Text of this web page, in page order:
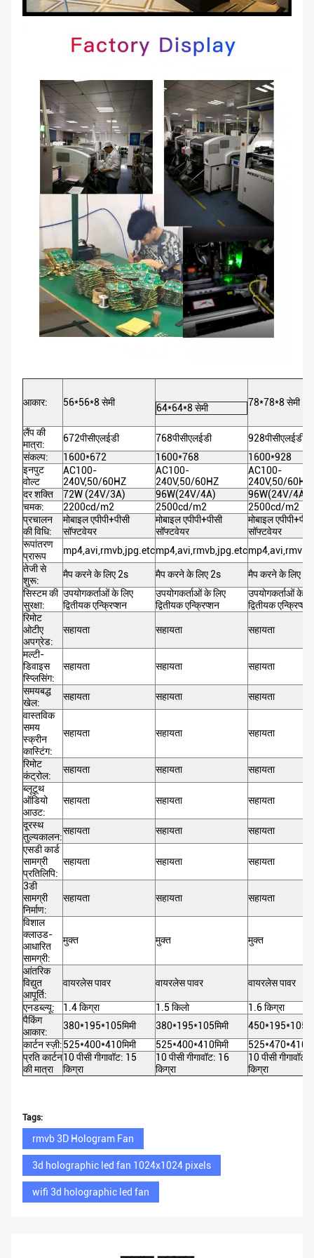
आकार: 56*56*8 सेमी 64*64*8 सेमी 78*78*8 सेमी
लैंप की
मात्रा:
672पीसीएलईडी 768पीसीएलईडी
928पीसीएलईडी
संकल्प:
1600*672 1600*768
1600*928
इनपुट
वोल्ट
AC100-
240V,50/60HZ
AC100-
240V,50/60HZ
AC100-
240V,50/60HZ
दर शक्ति
72W (24V/3A) 96W(24V/4A)
96W(24V/4A)
चमक:
2200cd/m2 2500cd/m2
2500cd/m2
प्रचालन
की विधि:
मोबाइल एपीपी+पीसी
सॉफ्टवेयर
मोबाइल एपीपी+पीसी
सॉफ्टवेयर
मोबाइल एपीपी+पीसी
सॉफ्टवेयर
रूपांतरण
प्रारूप
mp4,avi,rmvb,jpg.etcmp4,avi,rmvb,jpg.etc
तेजी से
शुरू:
मैप करने के लिए 2s मैप करने के लिए 2s
मैप करने के लिए 2s
सिस्टम की
सुरक्षा:
उपयोगकर्ताओं के लिए
द्वितीयक एन्क्रिप्शन
उपयोगकर्ताओं के लिए
द्वितीयक एन्क्रिप्शन
उपयोगकर्ताओं के
द्वितीयक एन्क्रिप्शन
रिमोट
ओटीए
अपग्रेड:
सहायता सहायता सहायता
मल्टी-
डिवाइस
स्प्लिसिंग:
सहायता सहायता सहायता
समयबद्ध
खेल:
सहायता सहायता
सहायता
वास्तविक
समय
स्क्रीन
कास्टिंग:
सहायता सहायता सहायता
रिमोट
कंट्रोल:
सहायता सहायता
सहायता
ब्लूटूथ
ऑडियो
आउट:
सहायता सहायता सहायता
दूरस्थ
तुल्यकालन:
सहायता सहायता
सहायता
एसडी कार्ड
सामग्री
प्रतिलिपि:
सहायता सहायता सहायता
3डी
सामग्री
निर्माण:
सहायता सहायता सहायता
विशाल
क्लाउड-
आधारित
सामग्री:
मुक्त मुक्त मुक्त
आंतरिक
विद्युत
आपूर्ति:
वायरलेस पावर वायरलेस पावर वायरलेस पावर
एनडब्ल्यू: 1.4 किग्रा 1.5 किलो
1.6 किग्रा
पैकिंग
आकार:
380*195*105मिमी 380*195*105मिमी
कार्टन स्ज़ी:525*400*410मिमी 525*400*410मिमी
प्रति कार्टन
की मात्रा
10 पीसी गीगावॉट: 15
किग्रा
10 पीसी गीगावॉट: 16
किग्रा
10 पीसी गीगावॉट:
किग्रा
Tags:
rmvb 3D Hologram Fan
3d holographic led fan 1024x1024 pixels
wifi 3d holographic led fan